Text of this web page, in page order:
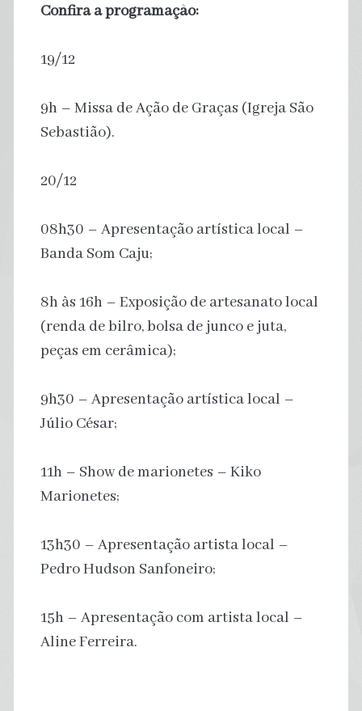
Confira a programação:
19/12
9h – Missa de Ação de Graças (Igreja São
Sebastião).
20/12
08h30 – Apresentação artística local –
Banda Som Caju;
8h às 16h – Exposição de artesanato local
(renda de bilro, bolsa de junco e juta,
peças em cerâmica);
9h30 – Apresentação artística local –
Júlio César;
11h – Show de marionetes – Kiko
Marionetes;
13h30 – Apresentação artista local –
Pedro Hudson Sanfoneiro;
15h – Apresentação com artista local –
Aline Ferreira.